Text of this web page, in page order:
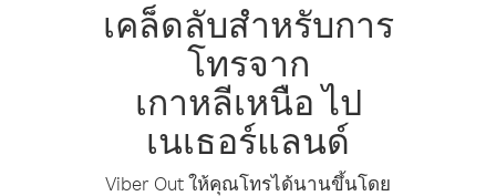
เคล็ดลับสำหรับการ
โทรจาก
เกาหลีเหนือ ไป
เนเธอร์แลนด์
Viber Out ให้คุณโทรได้นานขึ้นโดย